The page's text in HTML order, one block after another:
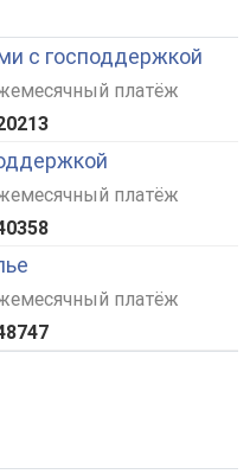
с господдержкой
платёж
платёж
платёж